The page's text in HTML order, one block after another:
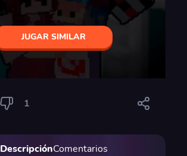
JUGAR SIMILAR
1
DescripciónComentarios